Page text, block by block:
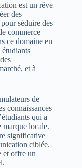
est un rêve
des
séduire des
commerce
ce domaine en
étudiants
et à
de
connaissances
qui a
marque locale.
significative
ciblée.
et offre un